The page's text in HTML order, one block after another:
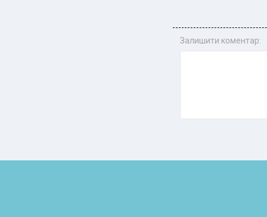
Залишити коментар: